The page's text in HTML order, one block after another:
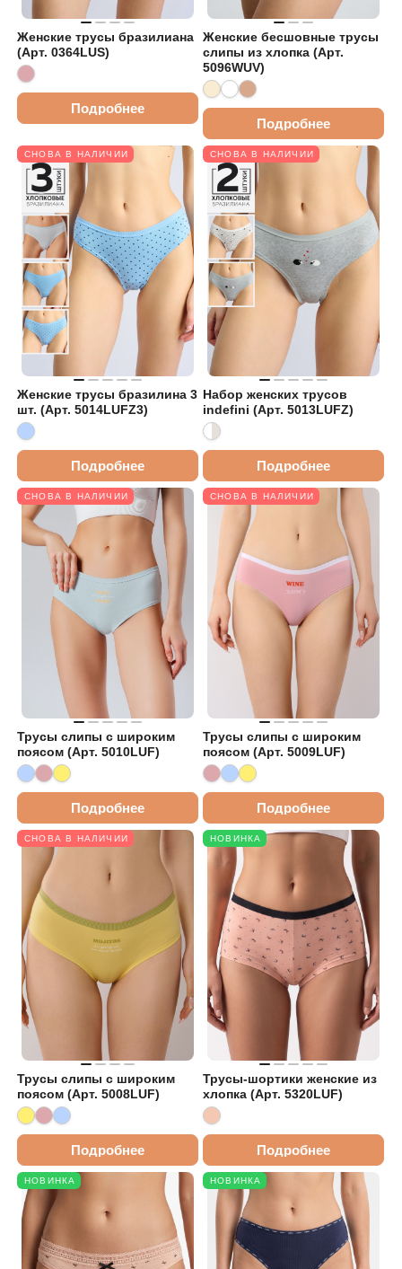
Женские трусы бразилиана
(Арт. 0364LUS)
Подробнее
Женские бесшовные трусы
слипы из хлопка (Арт.
5096WUV)
Подробнее
СНОВА В НАЛИЧИИ
Женские трусы бразилина 3
шт. (Арт. 5014LUFZ3)
Подробнее
СНОВА В НАЛИЧИИ
Набор женских трусов
indefini (Арт. 5013LUFZ)
Подробнее
СНОВА В НАЛИЧИИ
Трусы слипы с широким
поясом (Арт. 5010LUF)
Подробнее
СНОВА В НАЛИЧИИ
Трусы слипы с широким
поясом (Арт. 5009LUF)
Подробнее
СНОВА В НАЛИЧИИ
Трусы слипы с широким
поясом (Арт. 5008LUF)
Подробнее
НОВИНКА
Трусы-шортики женские из
хлопка (Арт. 5320LUF)
Подробнее
НОВИНКА НОВИНКА